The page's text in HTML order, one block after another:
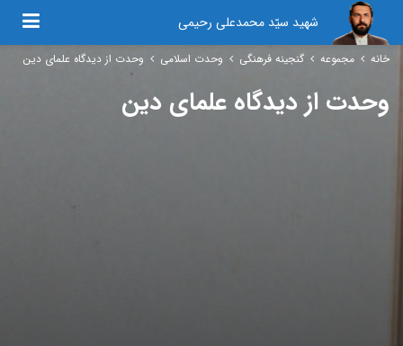
شهید سیّد محمدعلی رحیمی
خانه مجموعه گنجینه فرهنگی وحدت اسلامی وحدت از دیدگاه علمای دین
وحدت از دیدگاه علمای دین